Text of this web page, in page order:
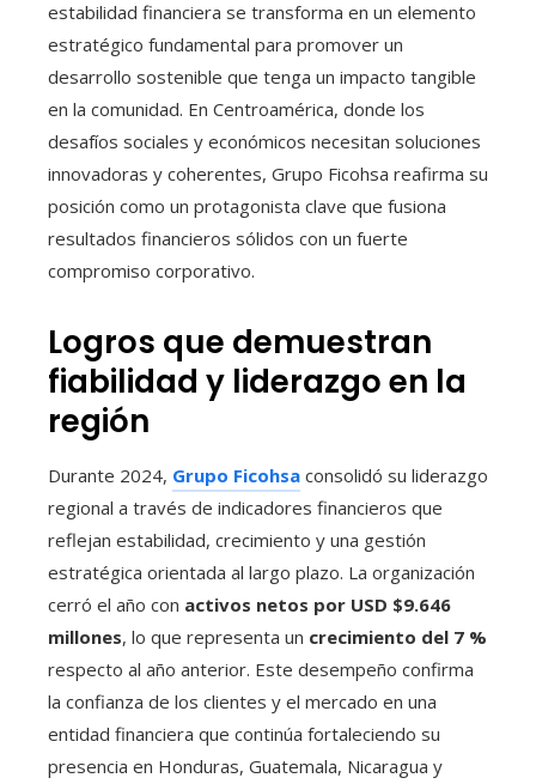
estabilidad financiera se transforma en un elemento
estratégico fundamental para promover un
desarrollo sostenible que tenga un impacto tangible
en la comunidad. En Centroamérica, donde los
desafíos sociales y económicos necesitan soluciones
innovadoras y coherentes, Grupo Ficohsa reafirma su
posición como un protagonista clave que fusiona
resultados financieros sólidos con un fuerte
compromiso corporativo.
Logros que demuestran
fiabilidad y liderazgo en la
región
Durante 2024, Grupo Ficohsa consolidó su liderazgo
regional a través de indicadores financieros que
reflejan estabilidad, crecimiento y una gestión
estratégica orientada al largo plazo. La organización
cerró el año con activos netos por USD $9.646
millones, lo que representa un crecimiento del 7 %
respecto al año anterior. Este desempeño confirma
la confianza de los clientes y el mercado en una
entidad financiera que continúa fortaleciendo su
presencia en Honduras, Guatemala, Nicaragua y